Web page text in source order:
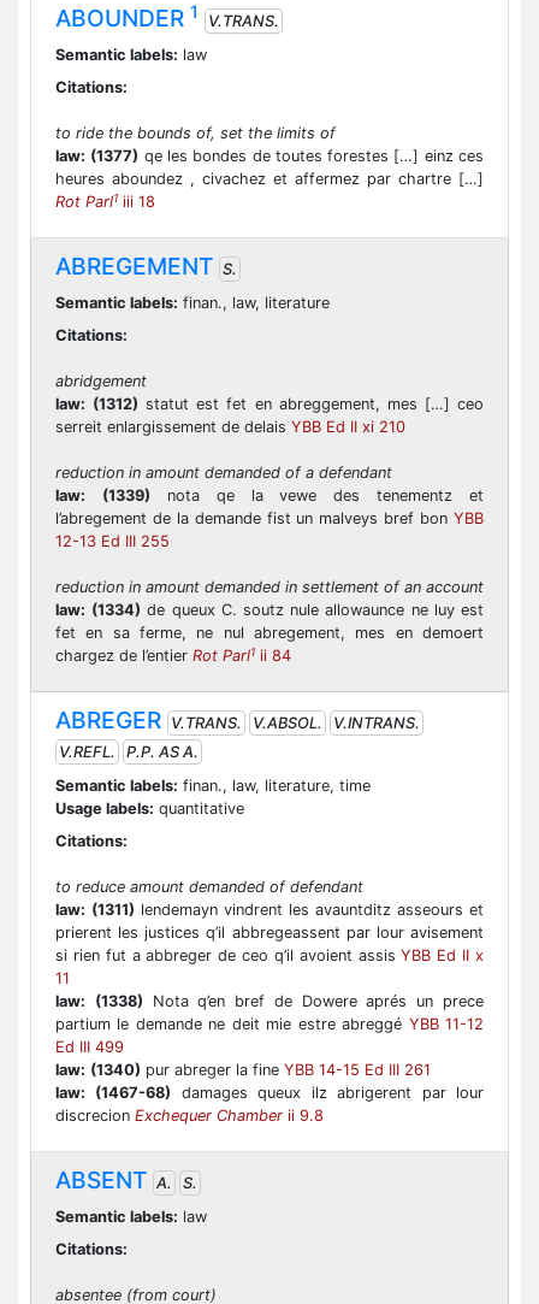
ABOUNDER 1
V.TRANS.
Semantic labels: law
Citations:
to ride the bounds of, set the limits of
law: (1377) qe les bondes de toutes forestes […] einz ces
heures aboundez , civachez et affermez par chartre […]
Rot Parl1 iii 18
ABREGEMENT S.
Semantic labels: finan., law, literature
Citations:
abridgement
law: (1312) statut est fet en abreggement, mes […] ceo
serreit enlargissement de delais YBB Ed II xi 210
reduction in amount demanded of a defendant
law:
(1339) nota qe la vewe des tenementz et
l’abregement de la demande fist un malveys bref bon YBB
12-13 Ed III 255
reduction in amount demanded in settlement of an account
law: (1334) de queux C. soutz nule allowaunce ne luy est
fet en sa ferme, ne nul abregement, mes en demoert
chargez de l’entier Rot Parl1 ii 84
ABREGER V.TRANS. V.ABSOL.
V.INTRANS.
V.REFL.
P.P. AS A.
Semantic labels: finan., law, literature, time
Usage labels: quantitative
Citations:
to reduce amount demanded of defendant
law: (1311) lendemayn vindrent les avauntditz asseours et
prierent les justices q’il abbregeassent par lour avisement
si rien fut a abbreger de ceo q’il avoient assisYBB Ed II x
11
law:
(1338) Nota q’en bref de Dowere aprés un prece
partium le demande ne deit mie estre abreggé YBB 11-12
Ed III 499
law: (1340) pur abreger la fine YBB 14-15 Ed III 261
law:
(1467-68) damages queux ilz abrigerent par lour
discrecion Exchequer Chamber ii 9.8
ABSENT A.
S.
Semantic labels: law
Citations:
absentee (from court)